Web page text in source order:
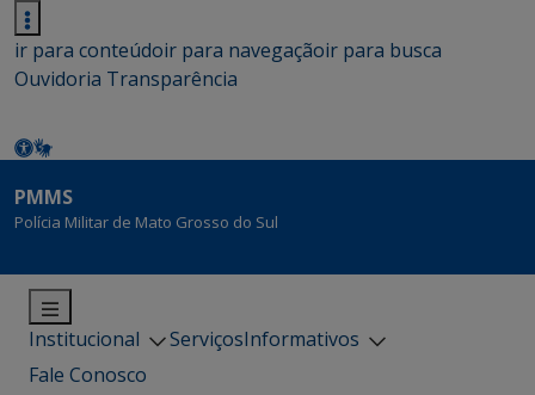
ir para conteúdoir para navegaçãoir para busca
Ouvidoria Transparência
PMMS
Polícia Militar de Mato Grosso do Sul
Institucional ServiçosInformativos
Fale Conosco